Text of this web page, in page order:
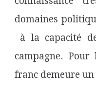
domaines
à la capacité
campagne.
franc demeure